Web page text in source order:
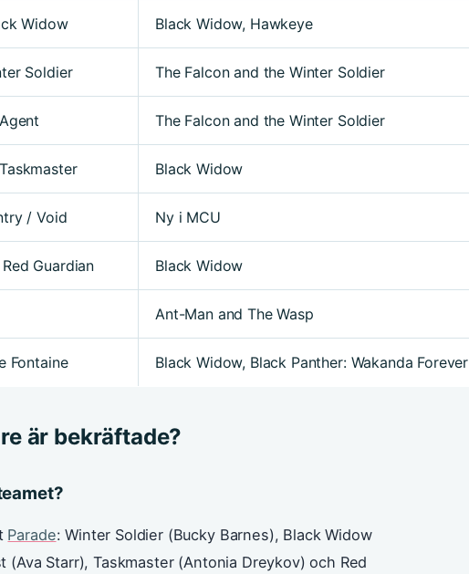
Widow Black Widow, Hawkeye
Soldier The Falcon and the Winter Soldier
The Falcon and the Winter Soldier
Black Widow
/ Void Ny i MCU
Guardian Black Widow
Ant-Man and The Wasp
Fontaine Black Widow, Black Panther: Wakanda Forever
är bekräftade?
Parade: Winter Soldier (Bucky Barnes), Black Widow
Starr), Taskmaster (Antonia Dreykov) och Red